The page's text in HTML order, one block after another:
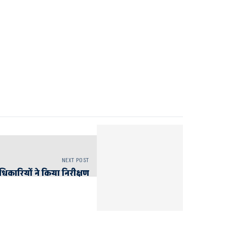
NEXT POST
ने किया निरीक्षण